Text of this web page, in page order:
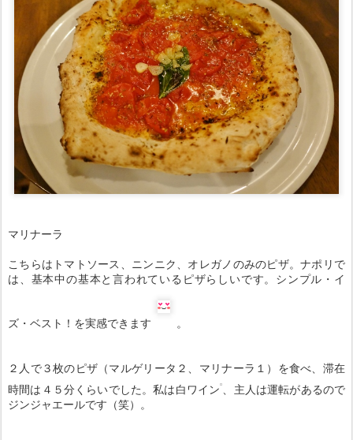
マリナーラ
こちらはトマトソース、ニンニク、オレガノのみのピザ。ナポリで
は、基本中の基本と言われているピザらしいです。シンプル・イ
ズ・ベスト！を実感できます 。
２人で３枚のピザ（マルゲリータ２、マリナーラ１）を食べ、滞在
時間は４５分くらいでした。私は白ワイン、主人は運転があるので
ジンジャエールです（笑）。